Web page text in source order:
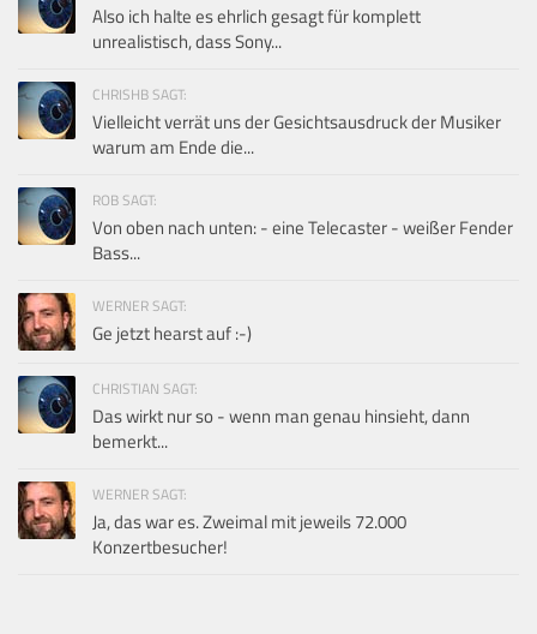
Also ich halte es ehrlich gesagt für komplett
unrealistisch, dass Sony...
CHRISHB SAGT:
Vielleicht verrät uns der Gesichtsausdruck der Musiker
warum am Ende die...
ROB SAGT:
Von oben nach unten: - eine Telecaster - weißer Fender
Bass...
WERNER SAGT:
Ge jetzt hearst auf :-)
CHRISTIAN SAGT:
Das wirkt nur so - wenn man genau hinsieht, dann
bemerkt...
WERNER SAGT:
Ja, das war es. Zweimal mit jeweils 72.000
Konzertbesucher!